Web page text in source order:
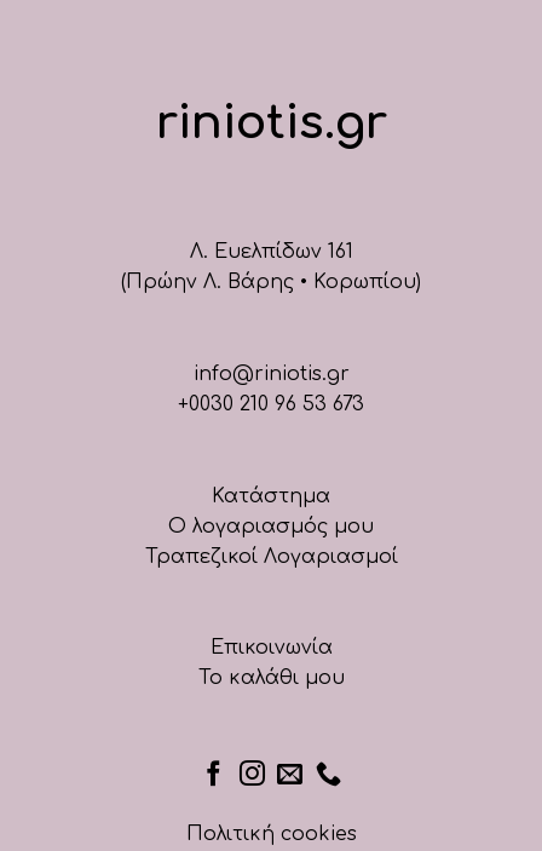
riniotis.gr
Λ. Ευελπίδων 161
(Πρώην Λ. Βάρης • Κορωπίου)
info@riniotis.gr
+0030 210 96 53 673
Κατάστημα
Ο λογαριασμός μου
Τραπεζικοί Λογαριασμοί
Επικοινωνία
Το καλάθι μου
Πολιτική cookies